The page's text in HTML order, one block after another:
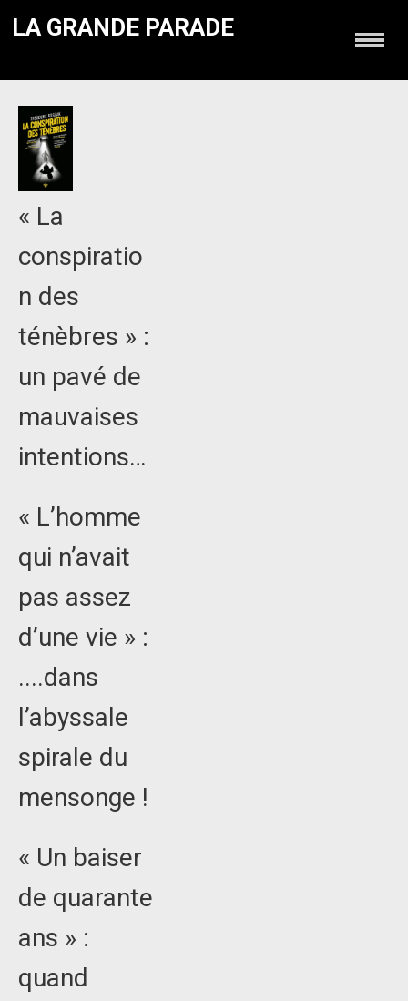
LA GRANDE PARADE
« La
conspiratio
n des
ténèbres » :
un pavé de
mauvaises
intentions…
« L’homme
qui n’avait
pas assez
d’une vie » :
....dans
l’abyssale
spirale du
mensonge !
« Un baiser
de quarante
ans » :
quand